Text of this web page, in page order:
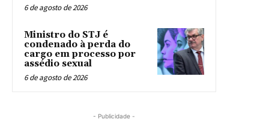
6 de agosto de 2026
Ministro do STJ é
condenado à perda do
cargo em processo por
assédio sexual
6 de agosto de 2026
- Publicidade -